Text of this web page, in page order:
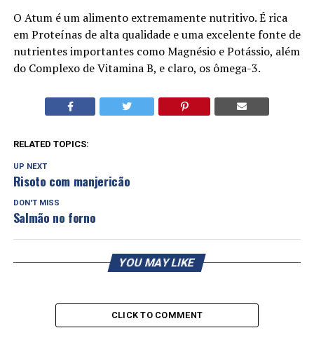
O Atum é um alimento extremamente nutritivo. É rica
em Proteínas de alta qualidade e uma excelente fonte de
nutrientes importantes como Magnésio e Potássio, além
do Complexo de Vitamina B, e claro, os ômega-3.
RELATED TOPICS:
UP NEXT
Risoto com manjericão
DON'T MISS
Salmão no forno
YOU MAY LIKE
CLICK TO COMMENT